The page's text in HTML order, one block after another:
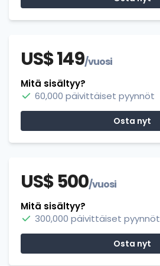
US$ 149/vuosi
Mitä sisältyy?
60,000 päivittäiset pyynnöt
Osta nyt
US$ 500/vuosi
Mitä sisältyy?
300,000 päivittäiset pyynnöt
Osta nyt